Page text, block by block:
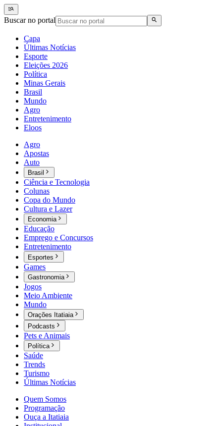
Buscar no portal
Capa
Últimas Notícias
Esporte
Eleições 2026
Política
Minas Gerais
Brasil
Mundo
Agro
Entretenimento
Eloos
Agro
Apostas
Auto
Brasil
Ciência e Tecnologia
Colunas
Copa do Mundo
Cultura e Lazer
Economia
Educação
Emprego e Concursos
Entretenimento
Esportes
Games
Gastronomia
Jogos
Meio Ambiente
Mundo
Orações Itatiaia
Podcasts
Pets e Animais
Política
Saúde
Trends
Turismo
Últimas Notícias
Quem Somos
Programação
Ouça a Itatiaia